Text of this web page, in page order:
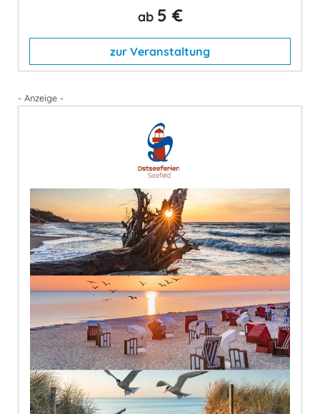
ab 5 €
zur Veranstaltung
- Anzeige -